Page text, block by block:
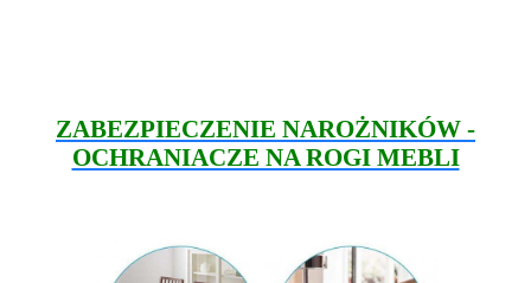
ZABEZPIECZENIE NAROŻNIKÓW -
OCHRANIACZE NA ROGI MEBLI